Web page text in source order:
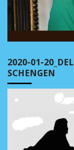
2020-01-
SCHENGEN